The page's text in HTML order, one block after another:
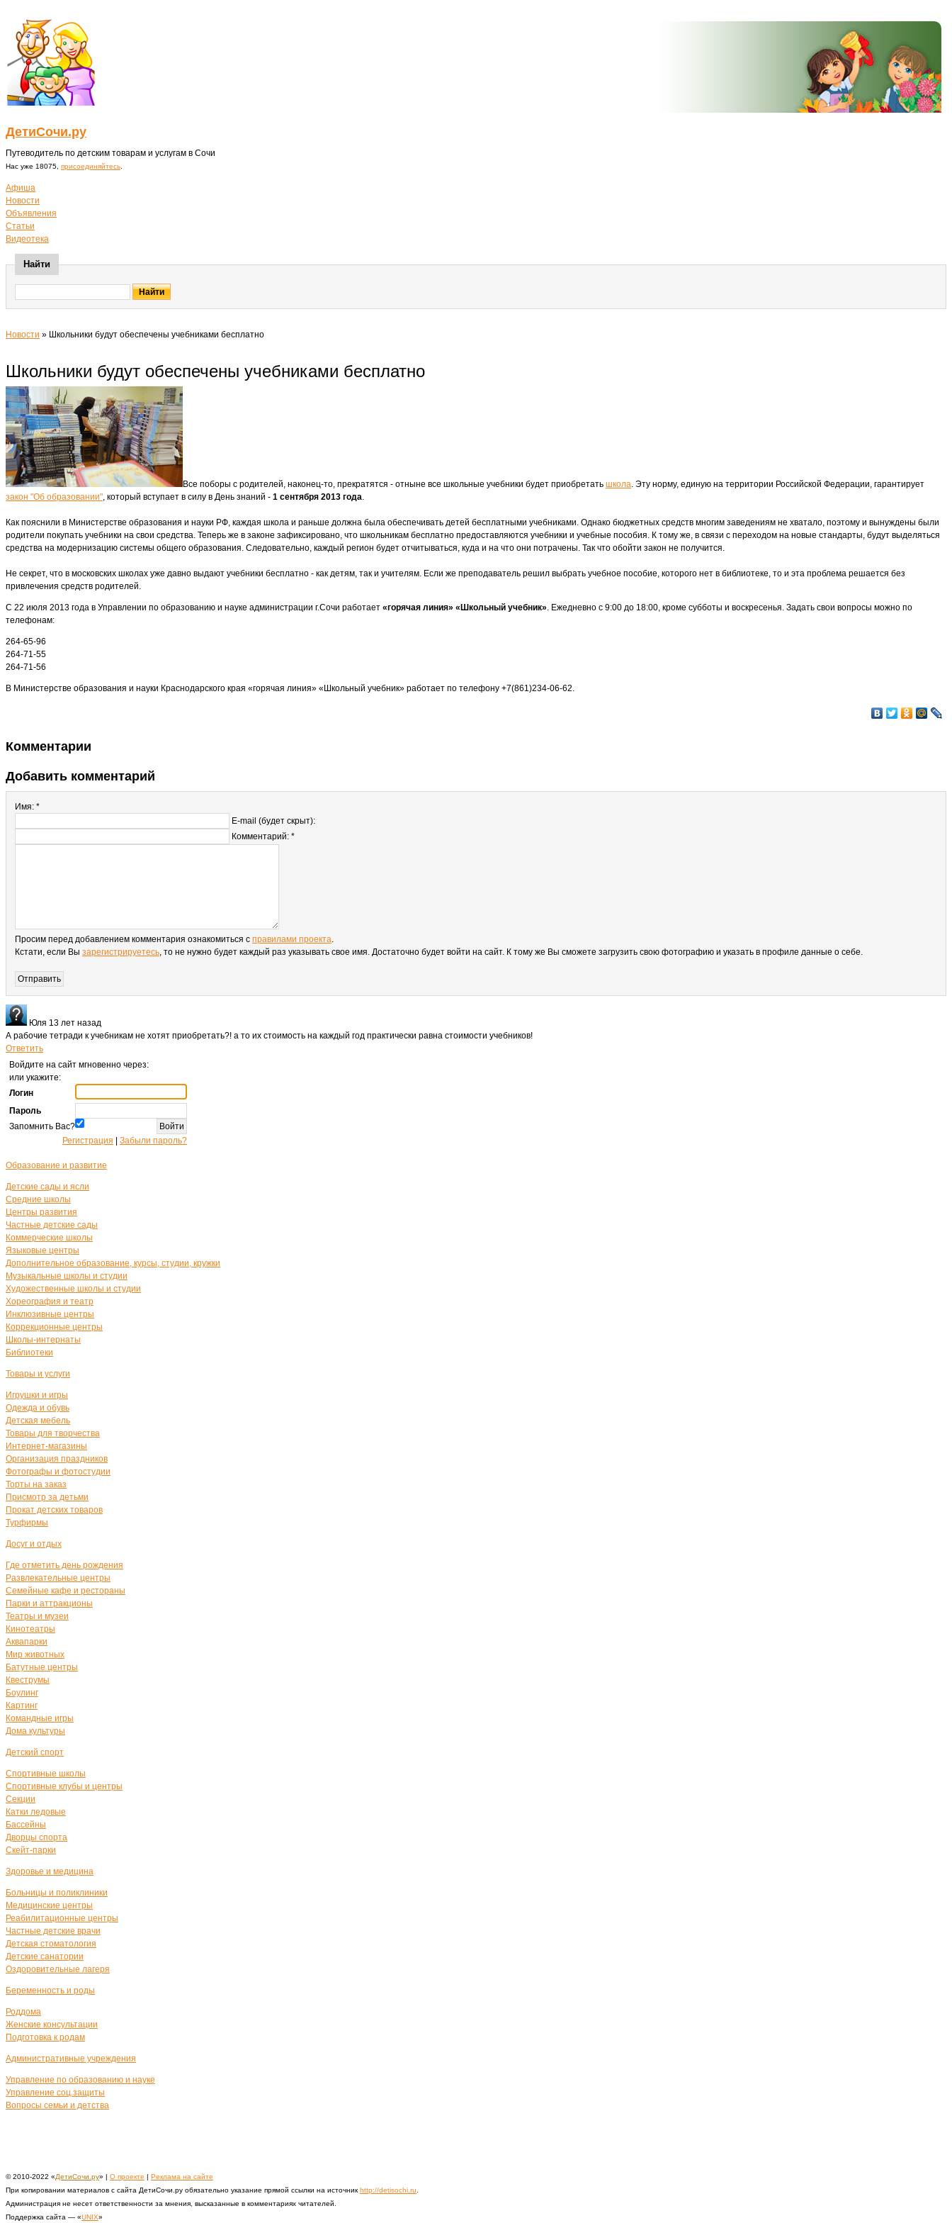
ДетиСочи.ру
Путеводитель по детским товарам и услугам в Сочи
Нас уже 18075, присоединяйтесь
Афиша
Новости
Объявления
Статьи
Видеотека
Найти
Новости » Школьники будут обеспечены учебниками бесплатно
Школьники будут обеспечены учебниками бесплатно
Все поборы с родителей, наконец-то, прекратятся - отныне все школьные учебники будет приобретать школа. Эту норму, единую на территории Российской Федерации, гарантирует
закон "Об образовании", который вступает в силу в День знаний - 1 сентября 2013 года.
Как пояснили в Министерстве образования и науки РФ, каждая школа и раньше должна была обеспечивать детей бесплатными учебниками. Однако бюджетных средств многим заведениям не хватало, поэтому и вынуждены были
родители покупать учебники на свои средства. Теперь же в законе зафиксировано, что школьникам бесплатно предоставляются учебники и учебные пособия. К тому же, в связи с переходом на новые стандарты, будут выделяться
средства на модернизацию системы общего образования. Следовательно, каждый регион будет отчитываться, куда и на что они потрачены. Так что обойти закон не получится.
Не секрет, что в московских школах уже давно выдают учебники бесплатно - как детям, так и учителям. Если же преподаватель решил выбрать учебное пособие, которого нет в библиотеке, то и эта проблема решается без
привлечения средств родителей.
С 22 июля 2013 года в Управлении по образованию и науке администрации г.Сочи работает «горячая линия» «Школьный учебник». Ежедневно с 9:00 до 18:00, кроме субботы и воскресенья. Задать свои вопросы можно по
телефонам:
264-65-96
264-71-55
264-71-56
В Министерстве образования и науки Краснодарского края «горячая линия» «Школьный учебник» работает по телефону +7(861)234-06-62.
Комментарии
Добавить комментарий
Имя: *
E-mail (будет скрыт):
Комментарий: *
Просим перед добавлением комментария ознакомиться с правилами проекта.
Кстати, если Вы зарегистрируетесь, то не нужно будет каждый раз указывать свое имя. Достаточно будет войти на сайт. К тому же Вы сможете загрузить свою фотографию и указать в профиле данные о себе.
Юля 13 лет назад
А рабочие тетради к учебникам не хотят приобретать?! а то их стоимость на каждый год практически равна стоимости учебников!
Ответить
Войдите на сайт мгновенно через:
или укажите:
Логин
Пароль
Запомнить Вас?
Регистрация
Забыли пароль?
Образование и развитие
Детские сады и ясли
Средние школы
Центры развития
Частные детские сады
Коммерческие школы
Языковые центры
Дополнительное образование, курсы, студии, кружки
Музыкальные школы и студии
Художественные школы и студии
Хореография и театр
Инклюзивные центры
Коррекционные центры
Школы-интернаты
Библиотеки
Товары и услуги
Игрушки и игры
Одежда и обувь
Детская мебель
Товары для творчества
Интернет-магазины
Организация праздников
Фотографы и фотостудии
Торты на заказ
Присмотр за детьми
Прокат детских товаров
Турфирмы
Досуг и отдых
Где отметить день рождения
Развлекательные центры
Семейные кафе и рестораны
Парки и аттракционы
Театры и музеи
Кинотеатры
Аквапарки
Мир животных
Батутные центры
Квеструмы
Боулинг
Картинг
Командные игры
Дома культуры
Детский спорт
Спортивные школы
Спортивные клубы и центры
Секции
Катки ледовые
Бассейны
Дворцы спорта
Скейт-парки
Здоровье и медицина
Больницы и поликлиники
Медицинские центры
Реабилитационные центры
Частные детские врачи
Детская стоматология
Детские санатории
Оздоровительные лагеря
Беременность и роды
Роддома
Женские консультации
Подготовка к родам
Административные учреждения
Управление по образованию и науке
Управление соц.защиты
Вопросы семьи и детства
© 2010-2022 «ДетиСочи.ру» | О проекте | Реклама на сайте
При копировании материалов с сайта ДетиСочи.ру обязательно указание прямой ссылки на источник http://detisochi.ru
Администрация не несет ответственности за мнения, высказанные в комментариях читателей.
Поддержка сайта — «UNIX»